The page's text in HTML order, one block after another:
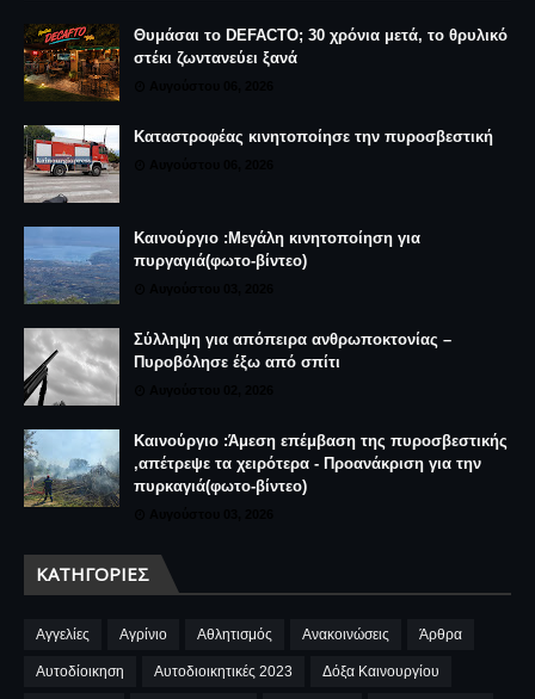
Θυμάσαι το DEFACTO; 30 χρόνια μετά, το θρυλικό
στέκι ζωντανεύει ξανά
Καταστροφέας κινητοποίησε την πυροσβεστική
Καινούργιο :Μεγάλη κινητοποίηση για
πυργαγιά(φωτο-βίντεο)
Σύλληψη για απόπειρα ανθρωποκτονίας –
Πυροβόλησε έξω από σπίτι
Καινούργιο :Άμεση επέμβαση της πυροσβεστικής
,απέτρεψε τα χειρότερα - Προανάκριση για την
πυρκαγιά(φωτο-βίντεο)
ΚΑΤΗΓΟΡΊΕΣ
Αγγελίες Αγρίνιο Αθλητισμός Ανακοινώσεις Άρθρα
Αυτοδίοικηση Αυτοδιοικητικές 2023 Δόξα Καινουργίου